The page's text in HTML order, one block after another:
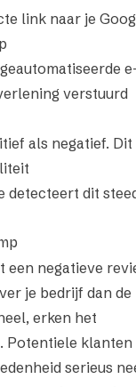
link naar je
verstuurd
als negatief. Dit
detecteert dit
een negatieve
je bedrijf dan de
erken het
Potentiele klanten
serieus